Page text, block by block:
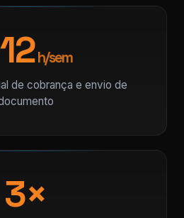
h/sem
de cobrança e envio de
3×